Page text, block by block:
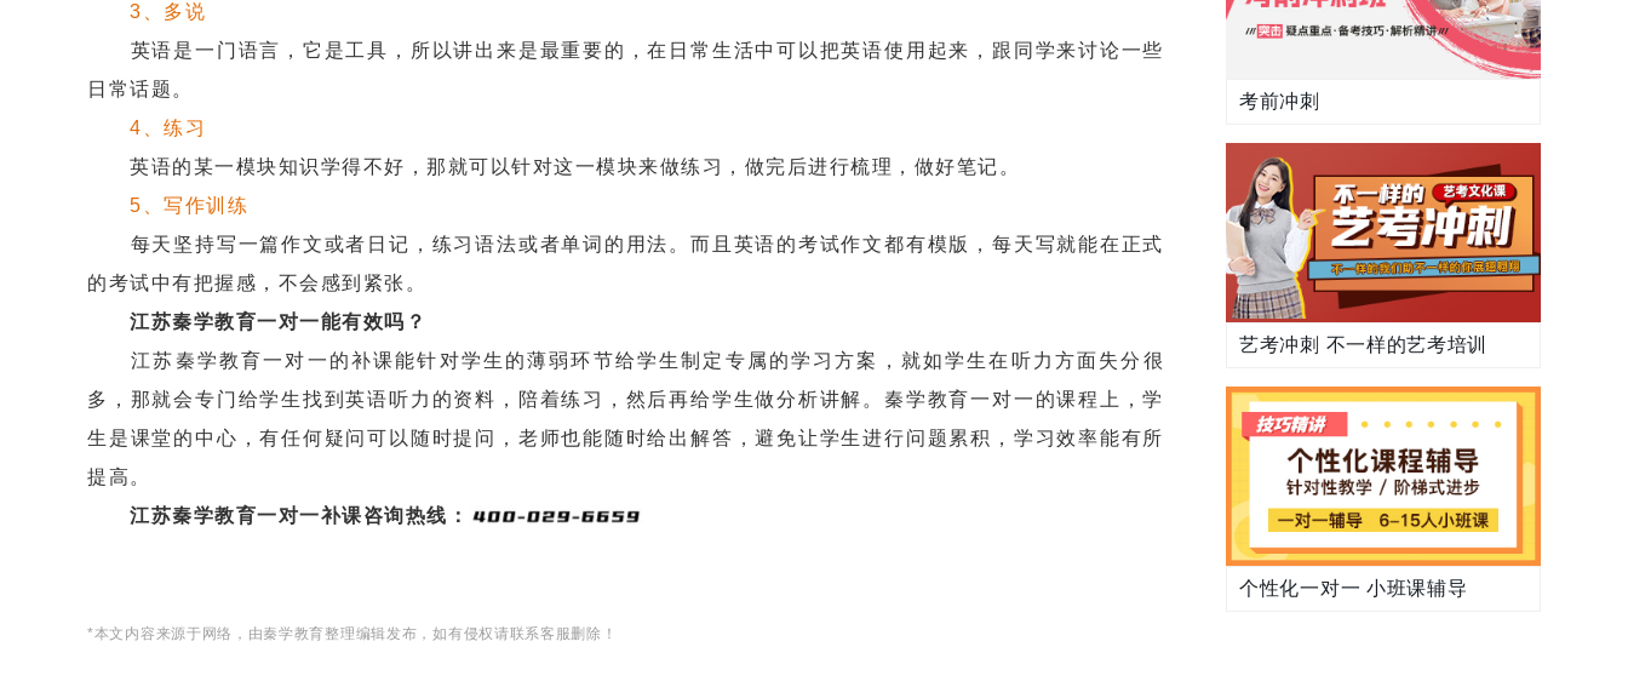
3、多说
英语是一门语言，它是工具，所以讲出来是最重要的，在日常生活中可以把英语使用起来，跟同学来讨论一些
日常话题。
4、练习
英语的某一模块知识学得不好，那就可以针对这一模块来做练习，做完后进行梳理，做好笔记。
5、写作训练
每天坚持写一篇作文或者日记，练习语法或者单词的用法。而且英语的考试作文都有模版，每天写就能在正式
的考试中有把握感，不会感到紧张。
江苏秦学教育一对一能有效吗？
江苏秦学教育一对一的补课能针对学生的薄弱环节给学生制定专属的学习方案，就如学生在听力方面失分很
多，那就会专门给学生找到英语听力的资料，陪着练习，然后再给学生做分析讲解。秦学教育一对一的课程上，学
生是课堂的中心，有任何疑问可以随时提问，老师也能随时给出解答，避免让学生进行问题累积，学习效率能有所
提高。
江苏秦学教育一对一补课咨询热线：
*本文内容来源于网络，由秦学教育整理编辑发布，如有侵权请联系客服删除！
考前冲刺
艺考冲刺 不一样的艺考培训
个性化一对一 小班课辅导